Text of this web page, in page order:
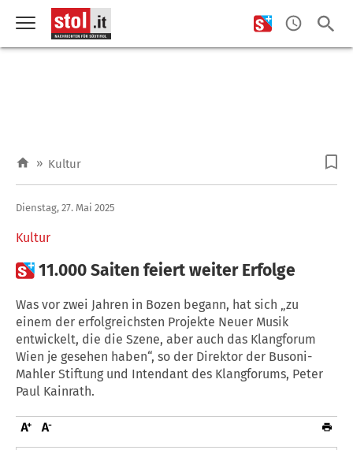
» Kultur
Kultur
Dienstag, 27. Mai 2025
11.000 Saiten feiert weiter Erfolge
Was vor zwei Jahren in Bozen begann, hat sich „zu
einem der erfolgreichsten Projekte Neuer Musik
entwickelt, die die Szene, aber auch das Klangforum
Wien je gesehen haben“, so der Direktor der Busoni-
Mahler Stiftung und Intendant des Klangforums, Peter
Paul Kainrath.